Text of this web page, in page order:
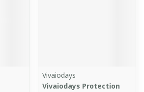
Vivaiodays
Vivaiodays Protection